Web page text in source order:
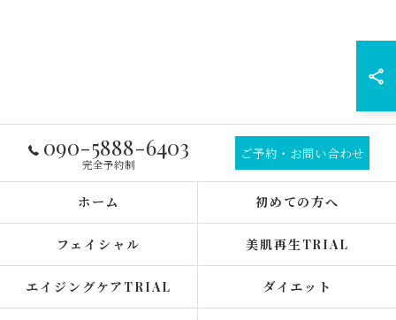
090-5888-6403
完全予約制
ご予約・お問い合わせ
ホーム 初めての方へ
フェイシャル 美肌再生TRIAL
エイジングケアTRIAL ダイエット